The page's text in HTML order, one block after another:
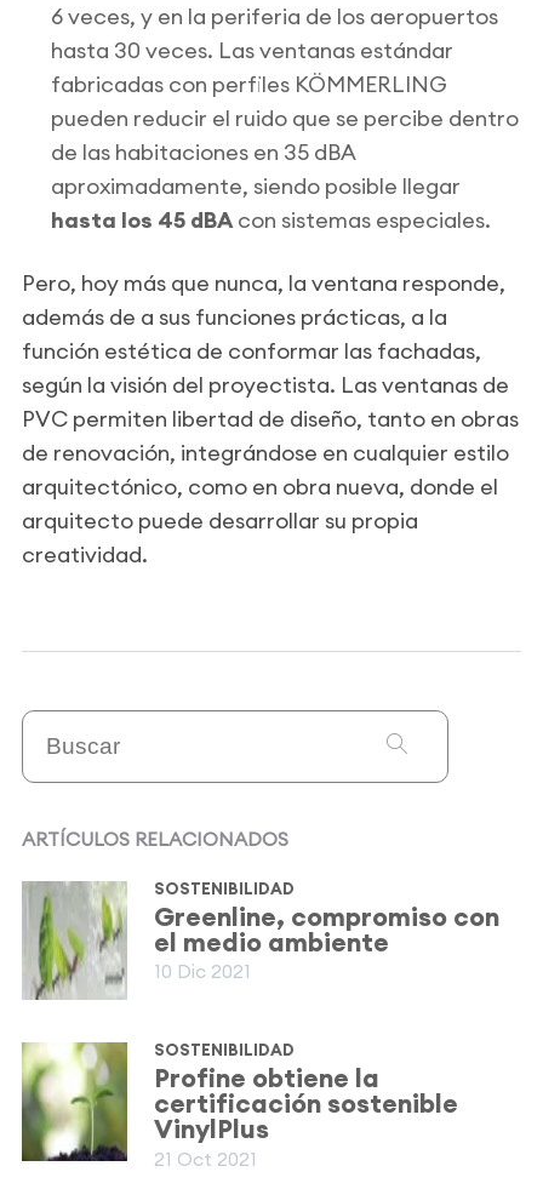
6 veces, y en la periferia de los aeropuertos
hasta 30 veces. Las ventanas estándar
fabricadas con perfiles KÖMMERLING
pueden reducir el ruido que se percibe dentro
de las habitaciones en 35 dBA
aproximadamente, siendo posible llegar
hasta los 45 dBAcon sistemas especiales.
Pero, hoy más que nunca, la ventana responde,
además de a sus funciones prácticas, a la
función estética de conformar las fachadas,
según la visión del proyectista. Las ventanas de
PVC permiten libertad de diseño, tanto en obras
de renovación, integrándose en cualquier estilo
arquitectónico, como en obra nueva, donde el
arquitecto puede desarrollar su propia
creatividad.
ARTÍCULOS RELACIONADOS
SOSTENIBILIDAD
Greenline, compromiso con
el medio ambiente
10 Dic 2021
SOSTENIBILIDAD
Profine obtiene la
certificación sostenible
VinylPlus
21 Oct 2021